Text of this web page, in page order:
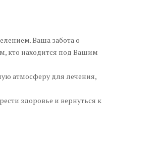
Ваша забота о
кто находится под Вашим
атмосферу для лечения,
здоровье и вернуться к